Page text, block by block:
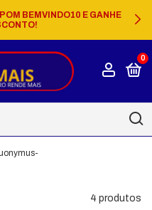
BEMVINDO10 E GANHE
0
4 produtos